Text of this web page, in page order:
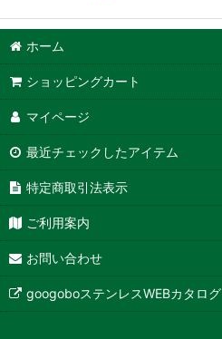
ホーム
ショッピングカート
マイページ
最近チェックしたアイテム
特定商取引法表示
ご利用案内
お問い合わせ
googoboステンレスWEBカタログ